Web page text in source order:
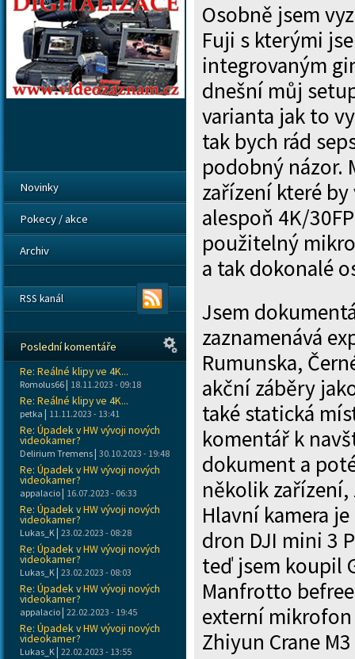
Osobně jsem
Fuji s kterými
integrovaným
dnešní můj
varianta jak to
tak bych rád
podobný názor.
zařízení které
alespoň 4K/
použitelný
a tak dokonalé
Jsem
zaznamenává
Rumunska,
akční záběry
také statická
komentář k
dokument a
několik zařízení,
Hlavní kamera
dron DJI mini 3
teď jsem koupil
Manfrotto
externí mikrofon
Zhiyun Crane
Novinky
Pokecy / akce
Archiv
RSS kanál
Poslední komentáře
Re: Reálné klipy ve 4K...
Romolus66| 18.11.2023 - 09:18
Re: Reálné klipy ve 4K...
petka | 11.11.2023 - 13:41
Re: Úpadek v HW vývoji nových
videokamer?
Delirium Tremens| 30.10.2023 - 19:48
Re: Úpadek v HW vývoji nových
videokamer?
appalacio| 16.07.2023 - 06:33
Re: Úpadek v HW vývoji nových
videokamer?
Lukas_K | 23.02.2023 - 08:28
Re: Úpadek v HW vývoji nových
videokamer?
Lukas_K | 23.02.2023 - 08:03
Re: Úpadek v HW vývoji nových
videokamer?
appalacio| 22.02.2023 - 19:45
Re: Úpadek v HW vývoji nových
videokamer?
Lukas_K | 22.02.2023 - 13:55